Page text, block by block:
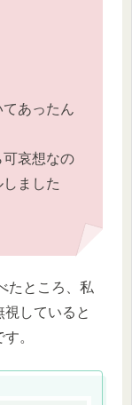
あったん
可哀想なの
ました
たところ、私
していると
。